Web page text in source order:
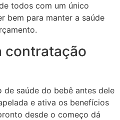
todos com um único
bem para manter a saúde
contratação
saúde do bebê antes dele
e ativa os benefícios
desde o começo dá